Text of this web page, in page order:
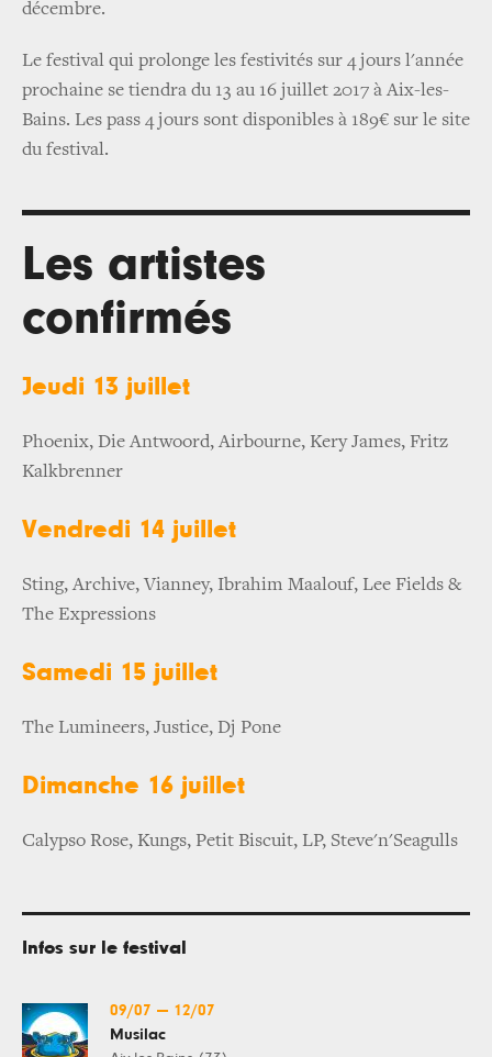
décembre.
Le festival qui prolonge les festivités sur 4 jours l'année
prochaine se tiendra du 13 au 16 juillet 2017 à Aix-les-
Bains. Les pass 4 jours sont disponibles à 189€ sur le site
du festival.
Les artistes
confirmés
Jeudi 13 juillet
Phoenix, Die Antwoord, Airbourne, Kery James, Fritz
Kalkbrenner
Vendredi 14 juillet
Sting, Archive, Vianney, Ibrahim Maalouf, Lee Fields &
The Expressions
Samedi 15 juillet
The Lumineers, Justice, Dj Pone
Dimanche 16 juillet
Calypso Rose, Kungs, Petit Biscuit, LP, Steve'n'Seagulls
Infos sur le festival
09/07 — 12/07
Musilac